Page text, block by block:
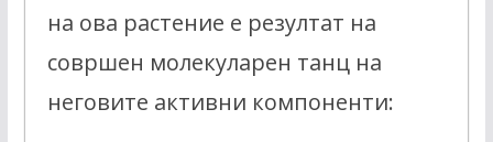
на ова растение е резултат на
совршен молекуларен танц на
неговите активни компоненти: